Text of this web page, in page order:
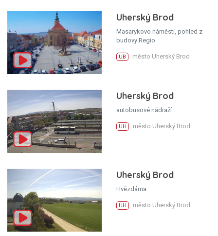
Uherský Brod
Masarykovo náměstí, pohled z
budovy Regio
UB město Uherský Brod
Uherský Brod
autobusové nádraží
UH město Uherský Brod
Uherský Brod
Hvězdárna
UH město Uherský Brod